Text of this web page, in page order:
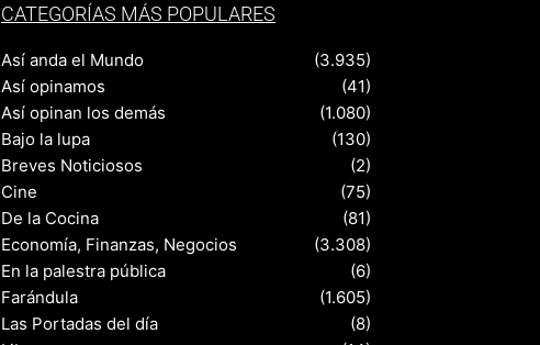
CATEGORÍAS MÁS POPULARES
Así anda el Mundo
(3.935)
Así opinamos
(41)
Así opinan los demás
(1.080)
Bajo la lupa
(130)
Breves Noticiosos
(2)
Cine
(75)
De la Cocina
(81)
Economía, Finanzas, Negocios
(3.308)
En la palestra pública
(6)
Farándula
(1.605)
Las Portadas del día
(8)